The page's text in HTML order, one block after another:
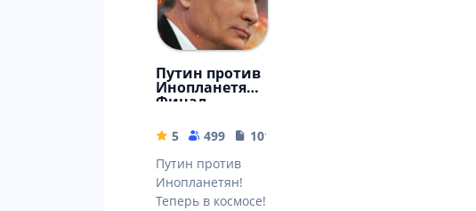
Путин против
Инопланетян:
Финал
5 499
101.69 MB
Путин против
Инопланетян!
Теперь в космосе!